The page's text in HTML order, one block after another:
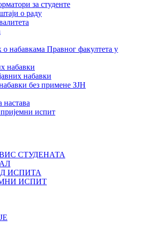
за студенте
о раду
набавкама Правног факултета у
набавки
набавки
без примене ЗЈН
испит
СТУДЕНАТА
ИСПИТА
ИСПИТ